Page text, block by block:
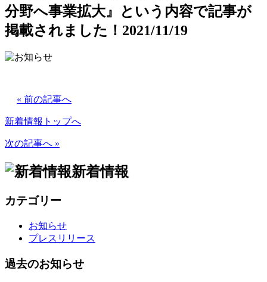
分野へ事業拡大』という内容で記事が
掲載されました！ 2021/11/19
« 前の記事へ
新着情報トップへ
次の記事へ »
新着情報
カテゴリー
お知らせ
プレスリリース
過去のお知らせ